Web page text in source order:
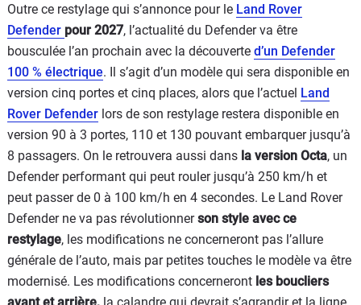
Outre ce restylage qui s’annonce pour le Land Rover
Defender pour 2027, l’actualité du Defender va être
bousculée l’an prochain avec la découverte d’un Defender
100 % électrique. Il s’agit d’un modèle qui sera disponible en
version cinq portes et cinq places, alors que l’actuel Land
Rover Defender lors de son restylage restera disponible en
version 90 à 3 portes, 110 et 130 pouvant embarquer jusqu’à
8 passagers. On le retrouvera aussi dans la version Octa, un
Defender performant qui peut rouler jusqu’à 250 km/h et
peut passer de 0 à 100 km/h en 4 secondes. Le Land Rover
Defender ne va pas révolutionnerson style avec ce
restylage, les modifications ne concerneront pas l’allure
générale de l’auto, mais par petites touches le modèle va être
modernisé. Les modifications concerneront les boucliers
avant et arrière, la calandre qui devrait s’agrandir et la ligne